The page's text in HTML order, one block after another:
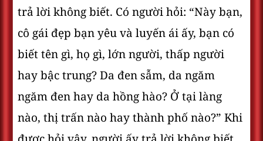
trả lời không biết. Có người hỏi: “Này bạn,
cô gái đẹp bạn yêu và luyến ái ấy, bạn có
biết tên gì, họ gì, lớn người, thấp người
hay bậc trung? Da đen sẫm, da ngăm
ngăm đen hay da hồng hào? Ở tại làng
nào, thị trấn nào hay thành phố nào?” Khi